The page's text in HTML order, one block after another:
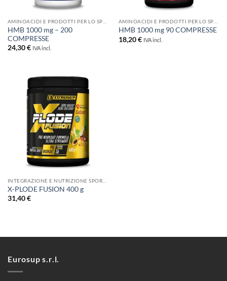
HMB 1000 mg – 200
COMPRESSE
24,30€ IVA incl.
HMB 1000 mg 90 COMPRESSE
18,20€ IVA incl.
X-PLODE FUSION 400 g
31,40€
Eurosup s.r.l.